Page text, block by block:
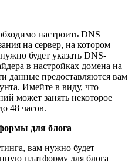
настроить DNS
на сервер, на котором
будет указать DNS-
в настройках домена на
данные предоставляются вам
Имейте в виду, что
может занять некоторое
48 часов.
для блога
вам нужно будет
платформу для блога